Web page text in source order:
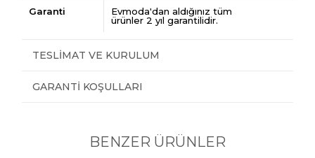
Garanti
Evmoda'dan aldığınız tüm
ürünler 2 yıl garantilidir.
TESLIMAT VE KURULUM
GARANTI KOŞULLARI
BENZER ÜRÜNLER